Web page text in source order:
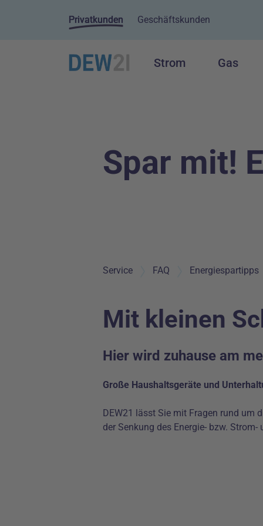
Privatkunden Geschäftskunden
Hauptnavigation Strom Gas
Spar mit!
Service FAQ Energiespartipps
Mit kleinen
Hier wird zuhause am
Große Haushaltsgeräte und
DEW21 lässt Sie mit Fragen rund um
der Senkung des Energie- bzw.